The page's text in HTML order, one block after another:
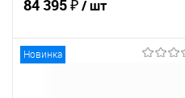
84 395 ₽/ шт
Новинка